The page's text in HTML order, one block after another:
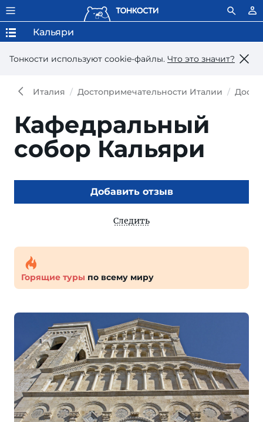
Тонкости используют сookie-файлы. Что это значит?
Кальяри
Италия Достопримечательности Италии
Кафедральный
собор Кальяри
Добавить отзыв
Следить
Горящие туры по всему миру